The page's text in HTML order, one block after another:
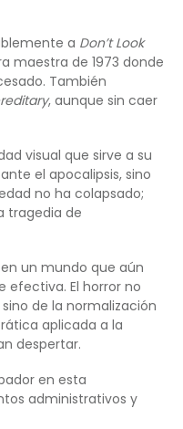
a Don’t Look
maestra de 1973 donde
También
, aunque sin caer
visual que sirve a su
el apocalipsis, sino
no ha colapsado;
tragedia de
un mundo que aún
El horror no
de la normalización
aplicada a la
despertar.
en esta
administrativos y